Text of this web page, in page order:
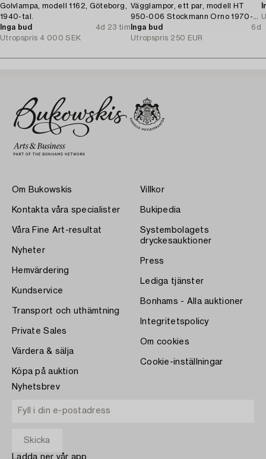
Golvlampa, modell 1162, Göteborg,
1940-tal.
Inga bud
4d 23 tim
Utropspris 4 000 SEK
Vägglampor, ett par, modell HT
950-006 Stockmann Orno 1970-
tal.
Inga bud
6d
Utropspris 250 EUR
Om Bukowskis
Kontakta våra specialister
Våra Fine Art-resultat
Nyheter
Hemvärdering
Kundservice
Transport och uthämtning
Private Sales
Värdera & sälja
Köpa på auktion
Villkor
Bukipedia
Systembolagets
dryckesauktioner
Press
Lediga tjänster
Bonhams - Alla auktioner
Integritetspolicy
Om cookies
Cookie-inställningar
Nyhetsbrev